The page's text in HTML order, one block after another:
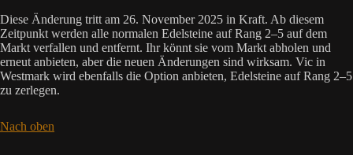
Diese Änderung tritt am 26. November 2025 in Kraft. Ab diesem
Zeitpunkt werden alle normalen Edelsteine auf Rang 2–5 auf dem
Markt verfallen und entfernt. Ihr könnt sie vom Markt abholen und
erneut anbieten, aber die neuen Änderungen sind wirksam. Vic in
Westmark wird ebenfalls die Option anbieten, Edelsteine auf Rang 2–5
zu zerlegen.
Nach oben